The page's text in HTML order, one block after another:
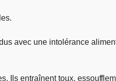
avec une intolérance
Ils entraînent toux,